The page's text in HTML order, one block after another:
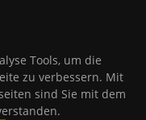
Tools, um die
zu verbessern. Mit
sind Sie mit dem